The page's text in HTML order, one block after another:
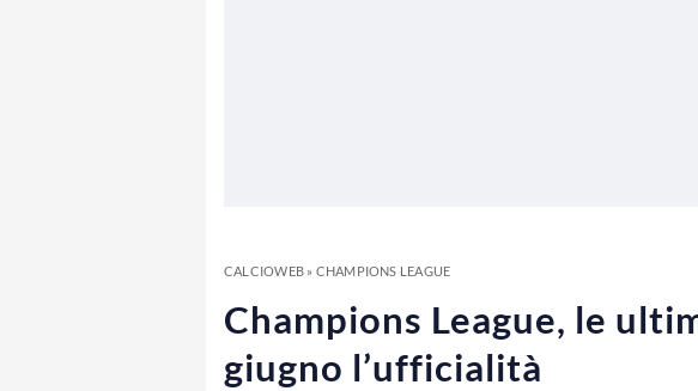
CALCIOWEB» CHAMPIONS LEAGUE
Champions League, le
giugno l’ufficialità